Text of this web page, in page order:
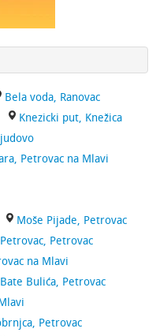
Bela voda, Ranovac
Knezicki put, Knežica
Petrovac na Mlavi
Moše Pijade, Petrovac
Petrovac
na Mlavi
Bate Bulića, Petrovac
Petrovac